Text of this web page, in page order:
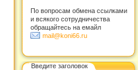
По вопросам обмена ссылками
и всякого сотрудничества
обращайтесь на емайл
mail@koni66.ru
Введите заголовок